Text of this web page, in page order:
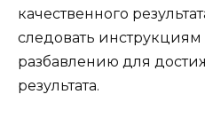
качественного
следовать
разбавлению для
результата.